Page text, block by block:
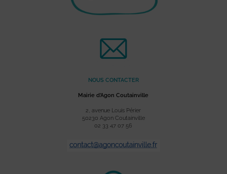
NOUS CONTACTER
Mairie d’Agon Coutainville
2, avenue Louis Périer
50230 Agon Coutainville
02 33 47 07 56